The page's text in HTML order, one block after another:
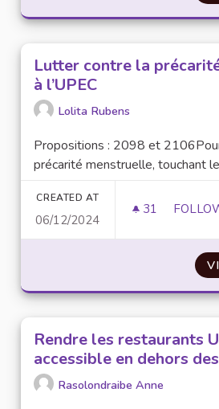
Lutter contre la
à l’UPEC
Lolita Rubens
Propositions : 2098 et
précarité menstruelle, touchant
CREATED AT
06/12/2024
31 31
Rendre les restaurants
accessible en dehors
Rasolondraibe Anne